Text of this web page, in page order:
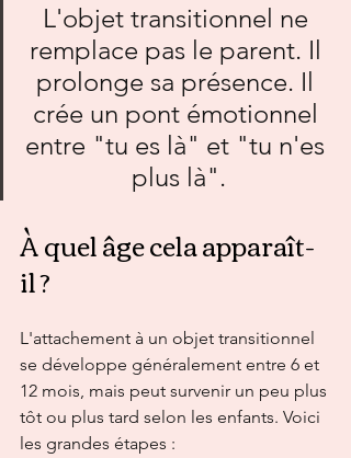
L'objet transitionnel ne
remplace pas le parent. Il
prolonge sa présence. Il
crée un pont émotionnel
entre "tu es là" et "tu n'es
plus là".
À quel âge cela apparaît-
il ?
L'attachement à un objet transitionnel
se développe généralement entre 6 et
12 mois, mais peut survenir un peu plus
tôt ou plus tard selon les enfants. Voici
les grandes étapes :